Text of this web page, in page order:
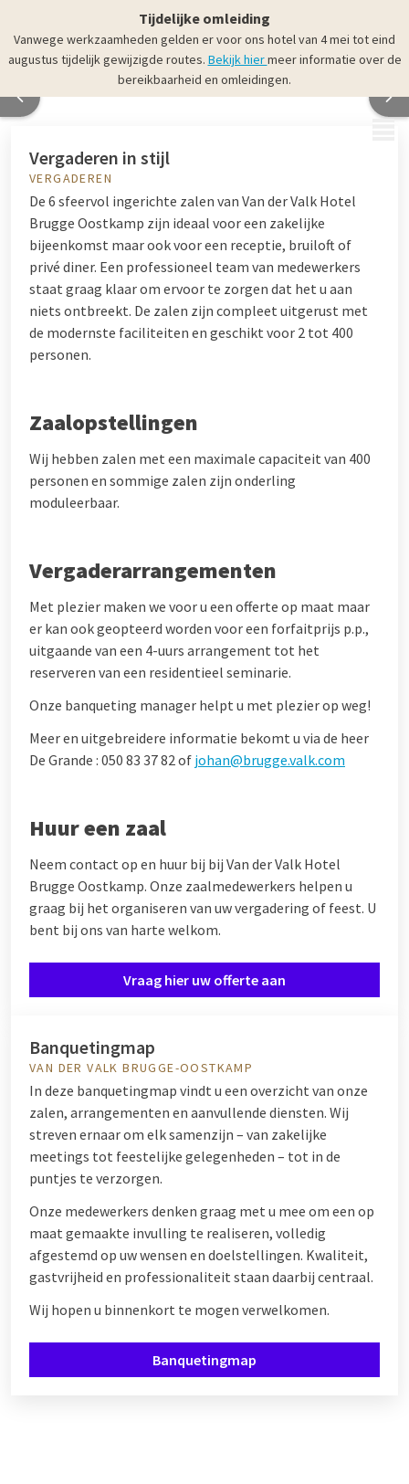
Tijdelijke omleiding
Vanwege werkzaamheden gelden er voor ons hotel van 4 mei tot eind
augustus tijdelijk gewijzigde routes. Bekijk hiermeer informatie over de
bereikbaarheid en omleidingen.
Vergaderen in stijl
VERGADEREN
De 6 sfeervol ingerichte zalen van Van der Valk Hotel
Brugge Oostkamp zijn ideaal voor een zakelijke
bijeenkomst maar ook voor een receptie, bruiloft of
privé diner. Een professioneel team van medewerkers
staat graag klaar om ervoor te zorgen dat het u aan
niets ontbreekt. De zalen zijn compleet uitgerust met
de modernste faciliteiten en geschikt voor 2 tot 400
personen.
Zaalopstellingen
Wij hebben zalen met een maximale capaciteit van 400
personen en sommige zalen zijn onderling
moduleerbaar.
Vergaderarrangementen
Met plezier maken we voor u een offerte op maat maar
er kan ook geopteerd worden voor een forfaitprijs p.p.,
uitgaande van een 4-uurs arrangement tot het
reserveren van een residentieel seminarie.
Onze banqueting manager helpt u met plezier op weg!
Meer en uitgebreidere informatie bekomt u via de heer
De Grande : 050 83 37 82 of johan@brugge.valk.com
Huur een zaal
Neem contact op en huur bij bij Van der Valk Hotel
Brugge Oostkamp. Onze zaalmedewerkers helpen u
graag bij het organiseren van uw vergadering of feest. U
bent bij ons van harte welkom.
Vraag hier uw offerte aan
Banquetingmap
VAN DER VALK BRUGGE-OOSTKAMP
In deze banquetingmap vindt u een overzicht van onze
zalen, arrangementen en aanvullende diensten. Wij
streven ernaar om elk samenzijn – van zakelijke
meetings tot feestelijke gelegenheden – tot in de
puntjes te verzorgen.
Onze medewerkers denken graag met u mee om een op
maat gemaakte invulling te realiseren, volledig
afgestemd op uw wensen en doelstellingen. Kwaliteit,
gastvrijheid en professionaliteit staan daarbij centraal.
Wij hopen u binnenkort te mogen verwelkomen.
Banquetingmap